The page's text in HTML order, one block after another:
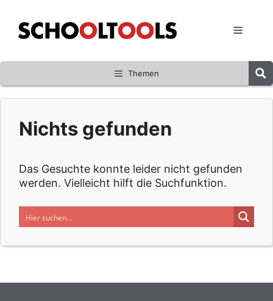
Inhalt
springen
Menü
Themen
Nichts gefunden
Das Gesuchte konnte leider nicht gefunden
werden. Vielleicht hilft die Suchfunktion.